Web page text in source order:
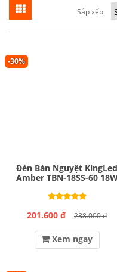
Sắp xếp:
-30%
Đèn Bán Nguyệt KingLed
Amber TBN-18SS-60
201.600 đ 288.000 đ
Xem ngay